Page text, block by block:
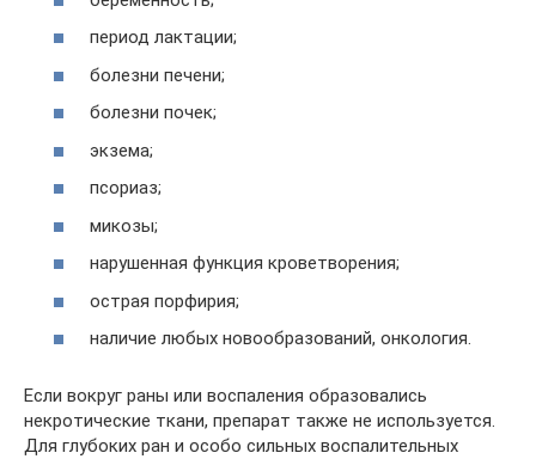
период лактации;
болезни печени;
болезни почек;
экзема;
псориаз;
микозы;
нарушенная функция кроветворения;
острая порфирия;
наличие любых новообразований, онкология.
Если вокруг раны или воспаления образовались
некротические ткани, препарат также не используется.
Для глубоких ран и особо сильных воспалительных